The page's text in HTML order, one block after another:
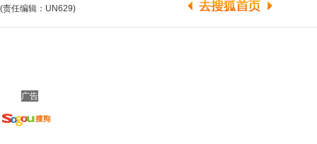
(责任编辑：UN629)
广告